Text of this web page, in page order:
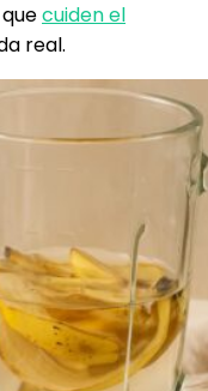
cuiden el
real.